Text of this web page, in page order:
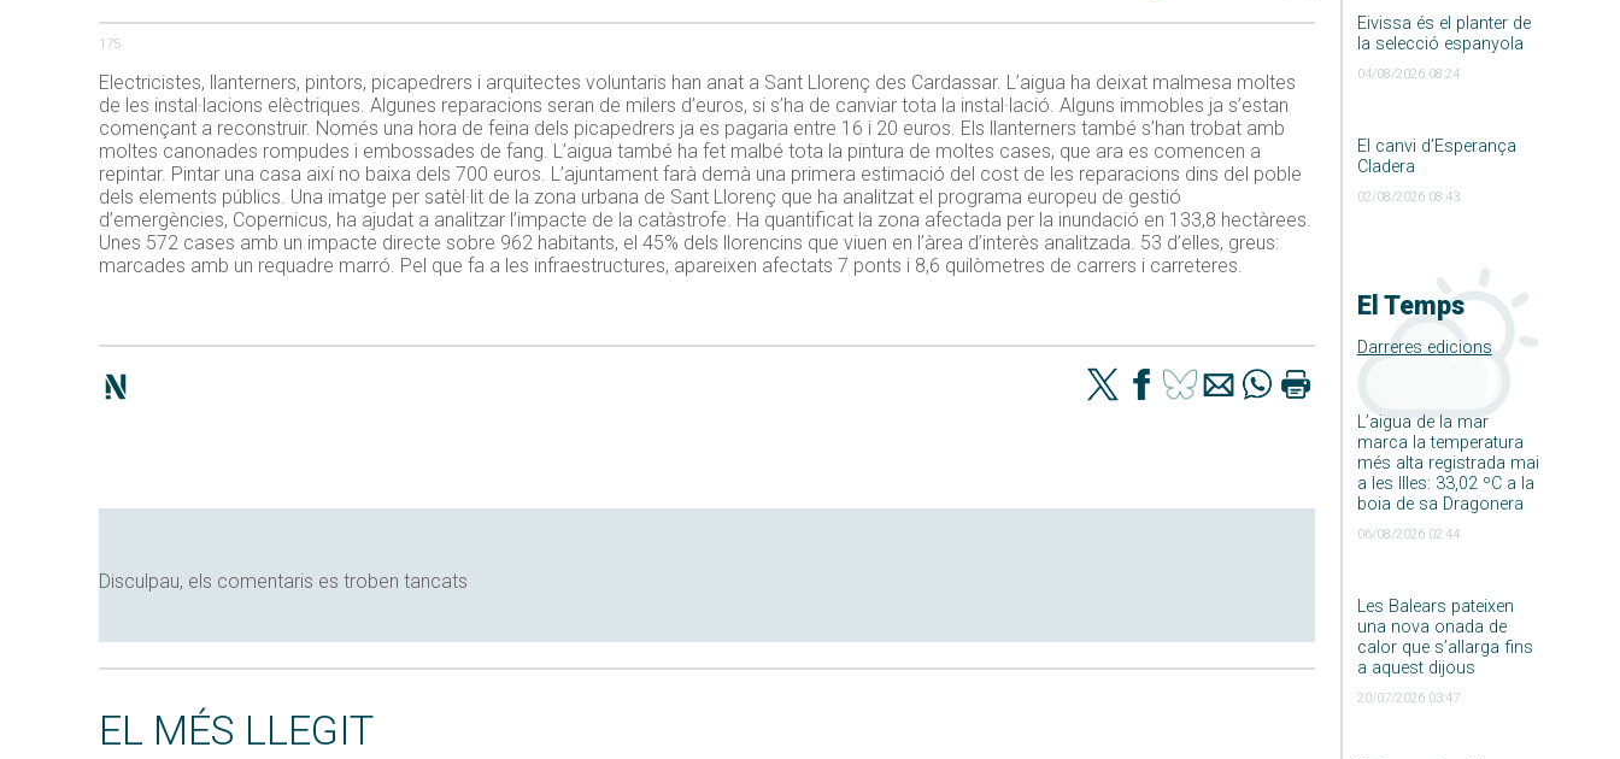
Eivissa és el planter de
la selecció espanyola
04/08/2026 08:24
El canvi d’Esperança
Cladera
02/08/2026 08:43
El Temps
Darreres edicions
L’aigua de la mar
marca la temperatura
més alta registrada mai
a les Illes: 33,02 ºC a la
boia de sa Dragonera
06/08/2026 02:44
Les Balears pateixen
una nova onada de
calor que s’allarga fins
a aquest dijous
20/07/2026 03:47
175
Electricistes, llanterners, pintors, picapedrers i arquitectes voluntaris han anat a Sant Llorenç des Cardassar. L’aigua ha deixat malmesa moltes
de les instal·lacions elèctriques. Algunes reparacions seran de milers d’euros, si s’ha de canviar tota la instal·lació. Alguns immobles ja s’estan
començant a reconstruir. Només una hora de feina dels picapedrers ja es pagaria entre 16 i 20 euros. Els llanterners també s’han trobat amb
moltes canonades rompudes i embossades de fang. L’aigua també ha fet malbé tota la pintura de moltes cases, que ara es comencen a
repintar. Pintar una casa així no baixa dels 700 euros. L’ajuntament farà demà una primera estimació del cost de les reparacions dins del poble
dels elements públics. Una imatge per satèl·lit de la zona urbana de Sant Llorenç que ha analitzat el programa europeu de gestió
d’emergències, Copernicus, ha ajudat a analitzar l’impacte de la catàstrofe. Ha quantificat la zona afectada per la inundació en 133,8 hectàrees.
Unes 572 cases amb un impacte directe sobre 962 habitants, el 45% dels llorencins que viuen en l’àrea d’interès analitzada. 53 d’elles, greus:
marcades amb un requadre marró. Pel que fa a les infraestructures, apareixen afectats 7 ponts i 8,6 quilòmetres de carrers i carreteres.
Disculpau, els comentaris es troben tancats
EL MÉS LLEGIT